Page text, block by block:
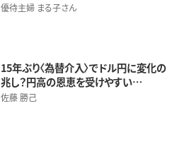
優待主婦 まる子さん
15年ぶり〈為替介入〉でドル円に変化の
兆し？円高の恩恵を受けやすい…
佐藤 勝己